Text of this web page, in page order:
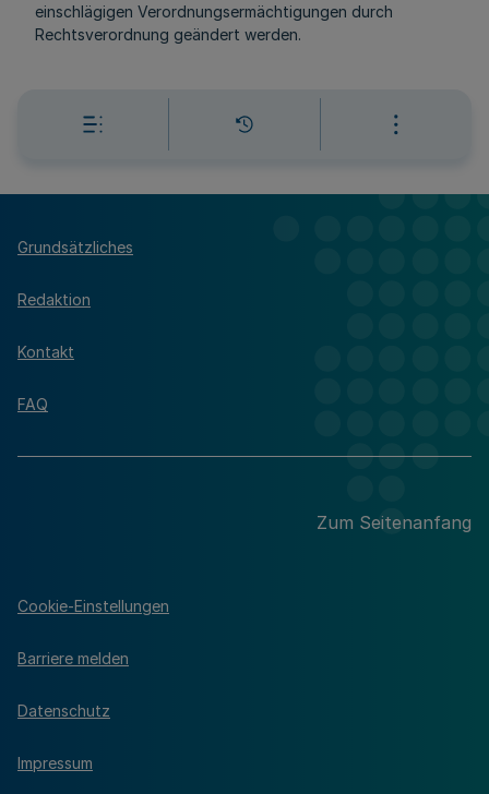
einschlägigen Verordnungsermächtigungen durch
Rechtsverordnung geändert werden.
Grundsätzliches
Redaktion
Kontakt
FAQ
Zum Seitenanfang
Cookie-Einstellungen
Barriere melden
Datenschutz
Impressum